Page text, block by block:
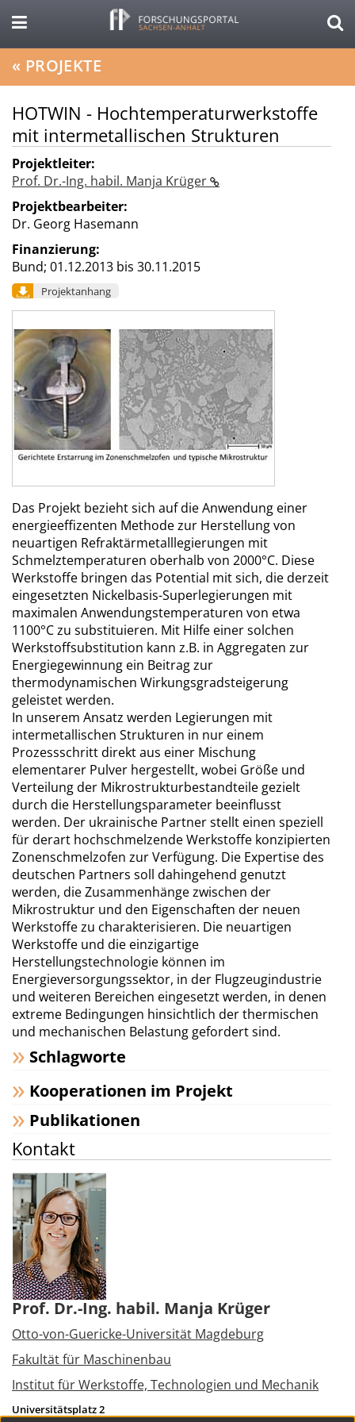
« PROJEKTE
HOTWIN - Hochtemperaturwerkstoffe
mit intermetallischen Strukturen
Projektleiter:
Prof. Dr.-Ing. habil. Manja Krüger
Projektbearbeiter:
Dr. Georg Hasemann
Finanzierung:
Bund; 01.12.2013 bis 30.11.2015
Projektanhang
Das Projekt bezieht sich auf die Anwendung einer
energieeffizenten Methode zur Herstellung von
neuartigen Refraktärmetalllegierungen mit
Schmelztemperaturen oberhalb von 2000°C. Diese
Werkstoffe bringen das Potential mit sich, die derzeit
eingesetzten Nickelbasis-Superlegierungen mit
maximalen Anwendungstemperaturen von etwa
1100°C zu substituieren. Mit Hilfe einer solchen
Werkstoffsubstitution kann z.B. in Aggregaten zur
Energiegewinnung ein Beitrag zur
thermodynamischen Wirkungsgradsteigerung
geleistet werden.
In unserem Ansatz werden Legierungen mit
intermetallischen Strukturen in nur einem
Prozessschritt direkt aus einer Mischung
elementarer Pulver hergestellt, wobei Größe und
Verteilung der Mikrostrukturbestandteile gezielt
durch die Herstellungsparameter beeinflusst
werden. Der ukrainische Partner stellt einen speziell
für derart hochschmelzende Werkstoffe konzipierten
Zonenschmelzofen zur Verfügung. Die Expertise des
deutschen Partners soll dahingehend genutzt
werden, die Zusammenhänge zwischen der
Mikrostruktur und den Eigenschaften der neuen
Werkstoffe zu charakterisieren. Die neuartigen
Werkstoffe und die einzigartige
Herstellungstechnologie können im
Energieversorgungssektor, in der Flugzeugindustrie
und weiteren Bereichen eingesetzt werden, in denen
extreme Bedingungen hinsichtlich der thermischen
und mechanischen Belastung gefordert sind.
Schlagworte
Kooperationen im Projekt
Publikationen
Kontakt
Prof. Dr.-Ing. habil. Manja Krüger
Otto-von-Guericke-Universität Magdeburg
Fakultät für Maschinenbau
Institut für Werkstoffe, Technologien und Mechanik
Universitätsplatz 2